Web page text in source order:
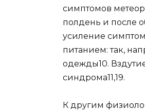
симптомов
полдень и после
усиление
питанием: так,
одежды10.
синдрома11,19.
К другим